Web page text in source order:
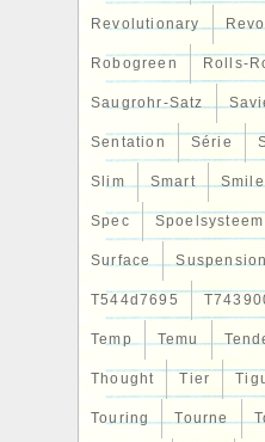
Revolutionary
Robogreen Rolls-
Saugrohr-Satz
Sentation Série
Slim Smart
Spec Spoelsysteem
Surface
T544d7695
Temp Temu
Thought Tier
Touring Tourne